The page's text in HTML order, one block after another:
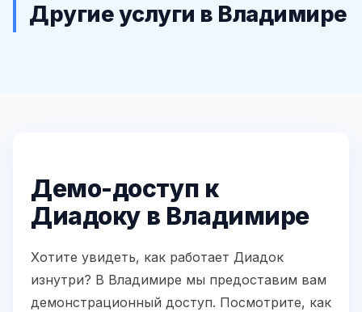
Другие услуги в Владимире
Демо-доступ к
Диадоку в Владимире
Хотите увидеть, как работает Диадок
изнутри? В Владимире мы предоставим вам
демонстрационный доступ. Посмотрите, как